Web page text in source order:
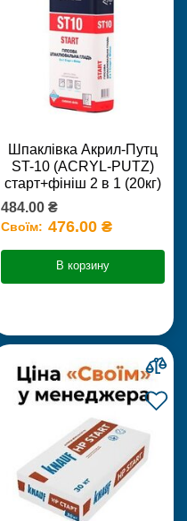
Шпаклівка Акрил-Путц
ST-10 (ACRYL-PUTZ)
старт+фініш 2 в 1 (20кг)
484.00 ₴
Своїм: 476.00 ₴
В корзину